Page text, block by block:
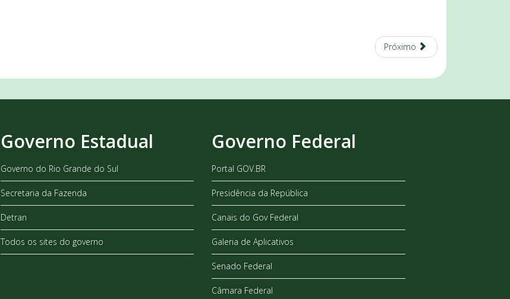
Próximo
Governo Estadual
Governo do Rio Grande do Sul
Secretaria da Fazenda
Detran
Todos os sites do governo
Governo Federal
Portal GOV.BR
Presidência da República
Canais do Gov Federal
Galeria de Aplicativos
Senado Federal
Câmara Federal